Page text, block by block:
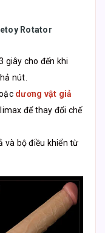
Rotator
giây cho đến khi
nút.
dương vật giả
để thay đổi chế
và bộ điều khiển từ